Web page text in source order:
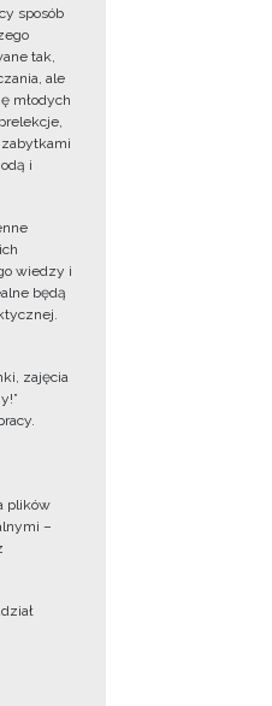
sposób
tak,
ale
młodych
i
wiedzy i
będą
zajęcia
plików
–